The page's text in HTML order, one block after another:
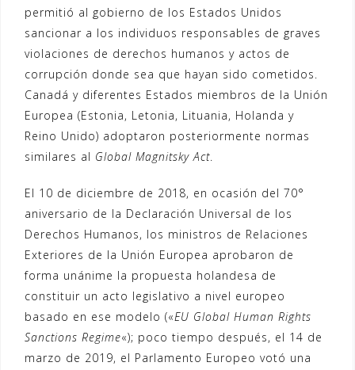
permitió al gobierno de los Estados Unidos
sancionar a los individuos responsables de graves
violaciones de derechos humanos y actos de
corrupción donde sea que hayan sido cometidos.
Canadá y diferentes Estados miembros de la Unión
Europea (Estonia, Letonia, Lituania, Holanda y
Reino Unido) adoptaron posteriormente normas
similares al Global Magnitsky Act.
El 10 de diciembre de 2018, en ocasión del 70°
aniversario de la Declaración Universal de los
Derechos Humanos, los ministros de Relaciones
Exteriores de la Unión Europea aprobaron de
forma unánime la propuesta holandesa de
constituir un acto legislativo a nivel europeo
basado en ese modelo («EU Global Human Rights
Sanctions Regime«); poco tiempo después, el 14 de
marzo de 2019, el Parlamento Europeo votó una